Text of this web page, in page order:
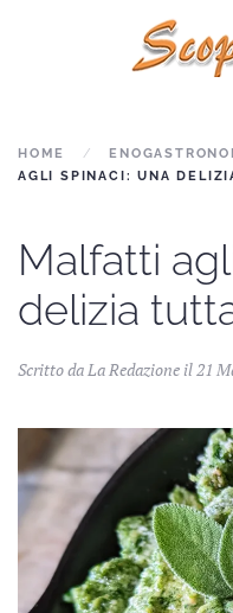
Skip to main content
HOME
AGLI SPINACI: UNA
Malfatti
delizia
Scritto da La Redazione il21